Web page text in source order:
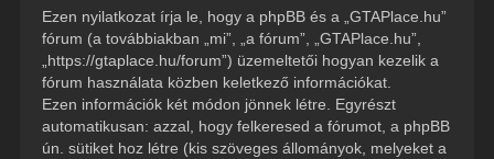
Ezen nyilatkozat írja le, hogy a phpBB és a „GTAPlace.hu”
fórum (a továbbiakban „mi”, „a fórum”, „GTAPlace.hu”,
„https://gtaplace.hu/forum”) üzemeltetői hogyan kezelik a
fórum használata közben keletkező információkat.
Ezen információk két módon jönnek létre. Egyrészt
automatikusan: azzal, hogy felkeresed a fórumot, a phpBB
ún. sütiket hoz létre (kis szöveges állományok, melyeket a